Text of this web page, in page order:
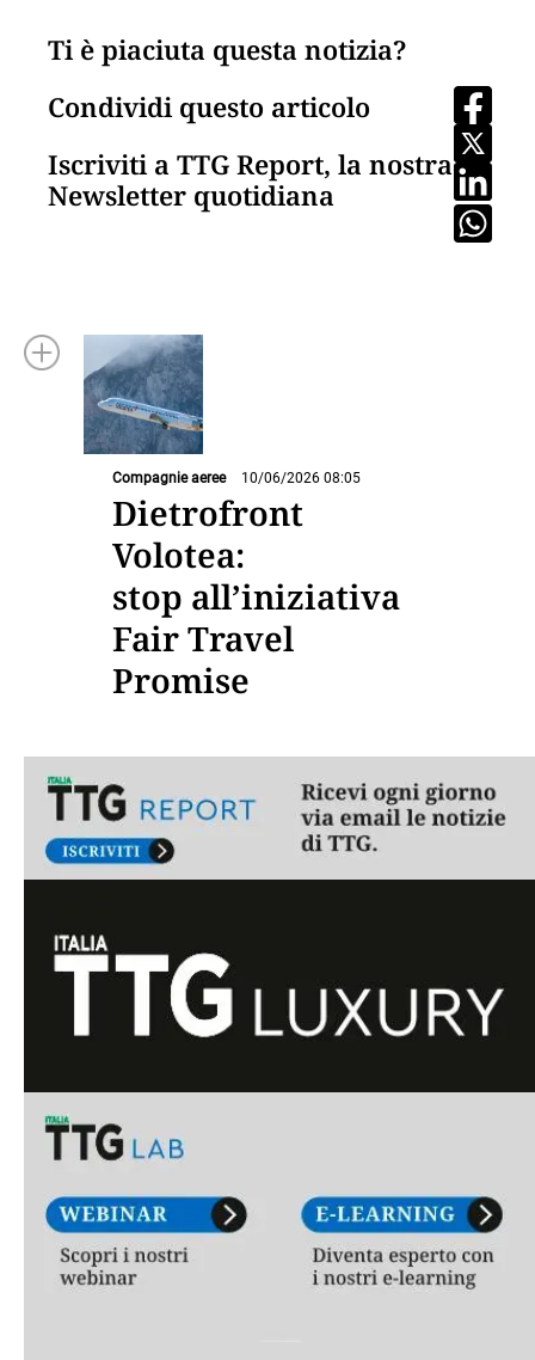
Ti è piaciuta questa notizia?
Condividi questo articolo
Iscriviti a TTG Report, la nostra
Newsletter quotidiana
Compagnie aeree 10/06/2026 08:05
Dietrofront
Volotea:
stop all’iniziativa
Fair Travel
Promise